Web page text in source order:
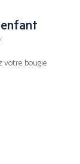
votre bougie